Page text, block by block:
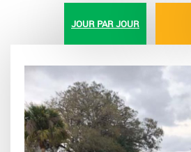
JOUR PAR JOUR